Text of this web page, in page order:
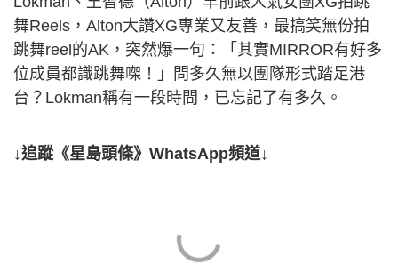
舞Reels，Alton大讚XG專業又友善，最搞笑無份拍
跳舞reel的AK，突然爆一句：「其實MIRROR有好多
位成員都識跳舞㗎！」問多久無以團隊形式踏足港
台？Lokman稱有一段時間，已忘記了有多久。
↓追蹤《星島頭條》WhatsApp頻道↓